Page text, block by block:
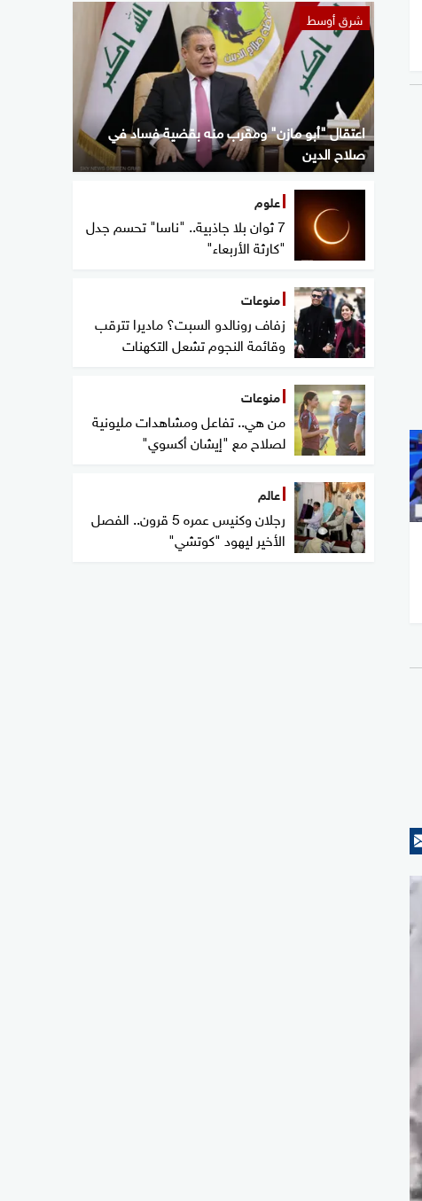
شرق أوسط
اعتقال "أبو مازن" ومقرب منه بقضية فساد في
صلاح الدين
علوم
7 ثوان بلا جاذبية.. "ناسا" تحسم جدل
"كارثة الأربعاء"
منوعات
زفاف رونالدو السبت؟ ماديرا تترقب
وقائمة النجوم تشعل التكهنات
منوعات
من هي.. تفاعل ومشاهدات مليونية
لصلاح مع "إيشان أكسوي"
عالم
رجلان وكنيس عمره 5 قرون.. الفصل
الأخير ليهود "كوتشي"